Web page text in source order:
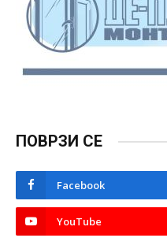
ПОВРЗИ СЕ
Facebook
YouTube